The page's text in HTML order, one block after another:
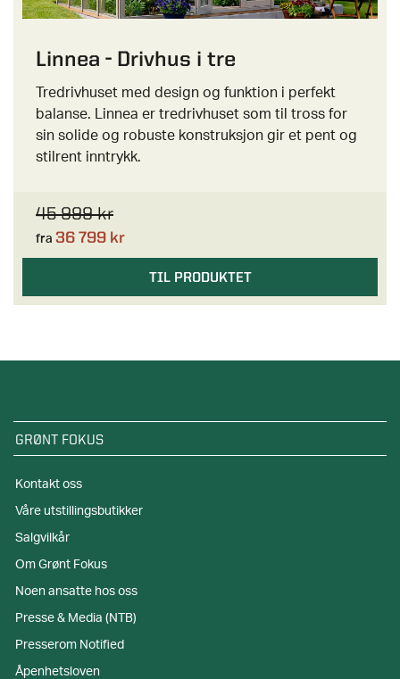
Linnea - Drivhus i tre
Tredrivhuset med design og funktion i perfekt
balanse. Linnea er tredrivhuset som til tross for
sin solide og robuste konstruksjon gir et pent og
stilrent inntrykk.
45 999 kr
fra 36 799 kr
TIL PRODUKTET
GRØNT FOKUS
Kontakt oss
Våre utstillingsbutikker
Salgvilkår
Om Grønt Fokus
Noen ansatte hos oss
Presse & Media (NTB)
Presserom Notified
Åpenhetsloven